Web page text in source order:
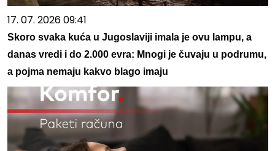
17. 07. 2026 09:41
Skoro svaka kuća u Jugoslaviji imala je ovu lampu, a
danas vredi i do 2.000 evra: Mnogi je čuvaju u podrumu,
a pojma nemaju kakvo blago imaju